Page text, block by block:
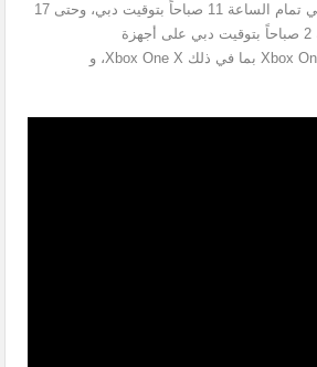
من يوم غد 13 ديسمبر، في تمام الساعة 11 صباحاً بتوقيت دبي، وحتى 17
ديسمبر، في تمام الساعة 2 صباحاً بتوقيت دبي على أجهزة
PlayStation®4، وعائلة Xbox One بما في ذلك Xbox One X، و